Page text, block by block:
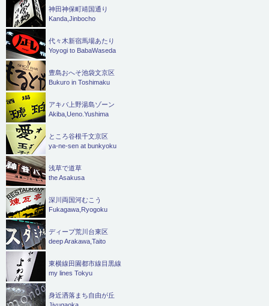
神田神保町靖国通り
Kanda,Jinbocho
代々木新宿馬場あたり
Yoyogi to BabaWaseda
豊島おへそ池袋文京区
Bukuro in Toshimaku
アキバ上野湯島ゾーン
Akiba,Ueno.Yushima
ところ谷根千文京区
ya-ne-sen at bunkyoku
浅草で道草
the Asakusa
深川両国河むこう
Fukagawa,Ryogoku
ディープ荒川台東区
deep Arakawa,Taito
東横線田園都市線目黒線
my lines Tokyu
身近洒落まち自由が丘